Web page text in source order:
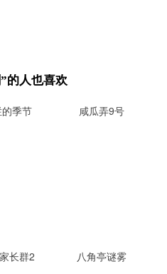
的人也喜欢
季节 咸瓜弄9号
长群2 八角亭谜雾